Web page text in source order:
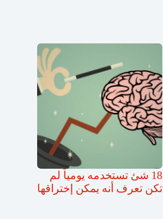
18 شئ تستخدمه يومياً لم
تكن تعرف أنه يمكن إختراقها